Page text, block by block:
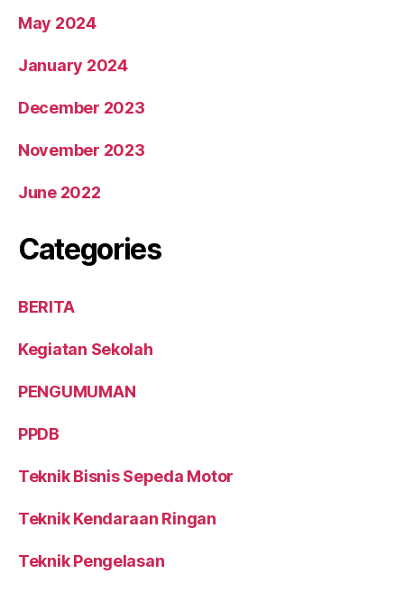
May 2024
January 2024
December 2023
November 2023
June 2022
Categories
BERITA
Kegiatan Sekolah
PENGUMUMAN
PPDB
Teknik Bisnis Sepeda Motor
Teknik Kendaraan Ringan
Teknik Pengelasan